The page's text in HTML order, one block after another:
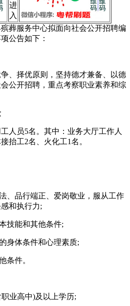
进
入
服务中心拟面向社会公开招聘编
公告如下：
择优原则，坚持德才兼备、以德
公开招聘，重点考察职业素养和综
员5名。其中：业务大厅工作人
抬工2名、火化工1名。
品行端正、爱岗敬业，服从工作
和执行力;
能和其他条件;
体条件和心理素质;
件。
业高中)及以上学历;